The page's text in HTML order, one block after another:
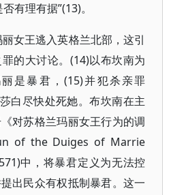
有理有据”(13)。
女王逃入英格兰北部，这引
的大讨论。(14)以布坎南为
是暴君，(15)并犯杀亲罪
白尽快处死她。布坎南在主
对苏格兰玛丽女王行为的调
of the Duiges of Marrie
中，将暴君定义为无法控
出民众有权抵制暴君。这一